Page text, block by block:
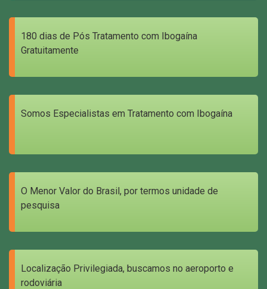
180 dias de Pós Tratamento com Ibogaína
Gratuitamente
Somos Especialistas em Tratamento com Ibogaína
O Menor Valor do Brasil, por termos unidade de
pesquisa
Localização Privilegiada, buscamos no aeroporto e
rodoviária